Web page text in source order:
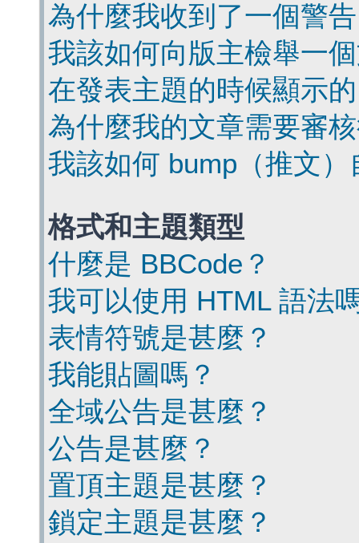
為什麼我收到了一個警
我該如何向版主檢舉一
在發表主題的時候顯示
為什麼我的文章需要審
我該如何 bump（推文
格式和主題類型
什麼是 BBCode？
我可以使用 HTML 語法
表情符號是甚麼？
我能貼圖嗎？
全域公告是甚麼？
公告是甚麼？
置頂主題是甚麼？
鎖定主題是甚麼？